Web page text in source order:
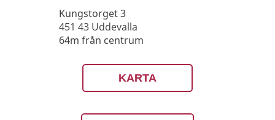
Kungstorget 3
451 43 Uddevalla
64m från centrum
KARTA